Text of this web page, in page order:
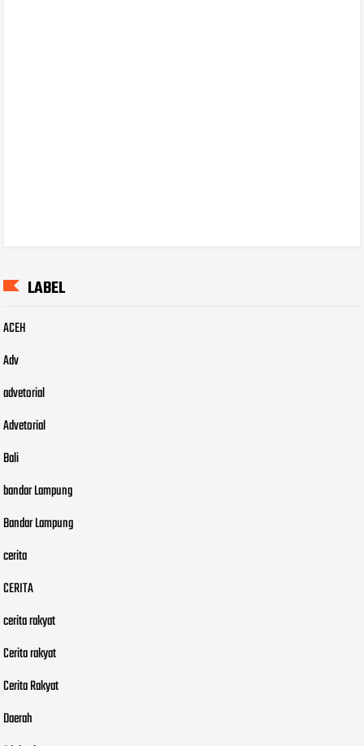
LABEL
ACEH
Adv
advetorial
Advetorial
Bali
bandar Lampung
Bandar Lampung
cerita
CERITA
cerita rakyat
Cerita rakyat
Cerita Rakyat
Daerah